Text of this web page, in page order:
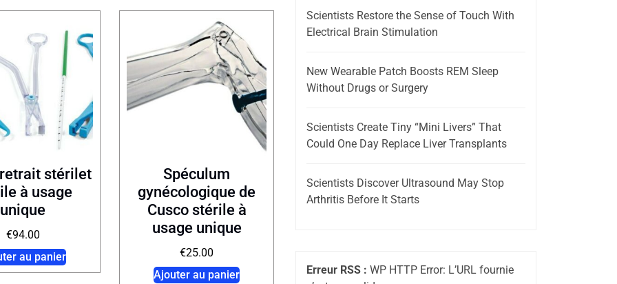
stérilet
à usage
unique
€94.00
au panier
Spéculum
gynécologique de
Cusco stérile à
usage unique
€25.00
Ajouter au panier
Scientists Restore the Sense of Touch With
Electrical Brain Stimulation
New Wearable Patch Boosts REM Sleep
Without Drugs or Surgery
Scientists Create Tiny “Mini Livers” That
Could One Day Replace Liver Transplants
Scientists Discover Ultrasound May Stop
Arthritis Before It Starts
Erreur RSS : WP HTTP Error: L’URL fournie